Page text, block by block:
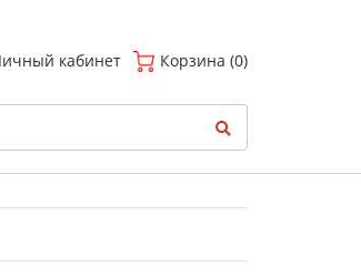
кабинет Корзина (0)